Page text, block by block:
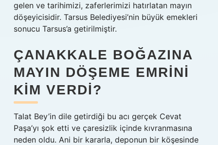
gelen ve tarihimizi, zaferlerimizi hatırlatan mayın
döşeyicisidir. Tarsus Belediyesi’nin büyük emekleri
sonucu Tarsus’a getirilmiştir.
ÇANAKKALE BOĞAZINA
MAYIN DÖŞEME EMRINI
KIM VERDI?
Talat Bey’in dile getirdiği bu acı gerçek Cevat
Paşa’yı şok etti ve çaresizlik içinde kıvranmasına
neden oldu. Ani bir kararla, deponun bir köşesinde